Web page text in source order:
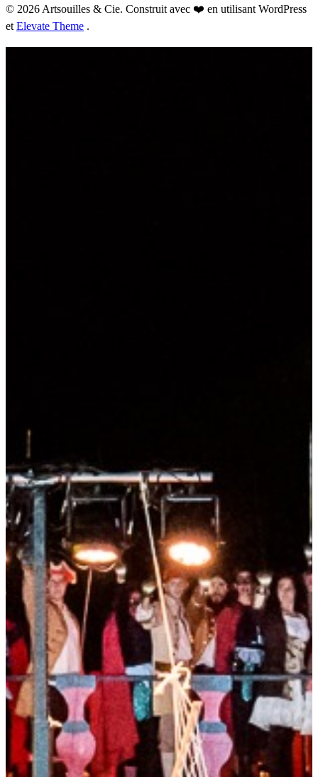
© 2026 Artsouilles & Cie. Construit avec ❤️ en utilisant WordPress
et Elevate Theme .